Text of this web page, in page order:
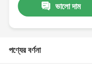
ভালো দাম
পণ্যের বর্ণনা